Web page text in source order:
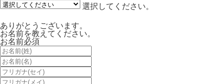
選択してください。
ありがとうございます。
お名前を教えてください。
お名前必須